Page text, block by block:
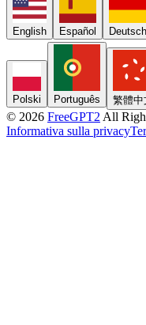
English Español Deutsch
Polski Português 繁體中
© 2026 FreeGPT2 All
Informativa sulla privacy